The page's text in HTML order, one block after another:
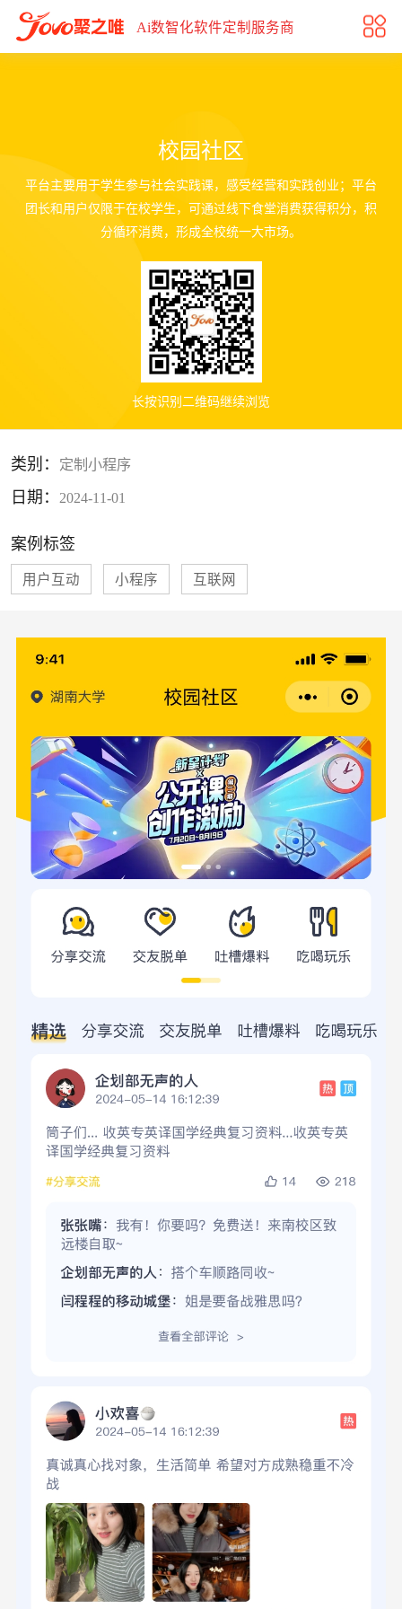
校园社区
Ai数智化软件定制服务商
校园社区
平台主要用于学生参与社会实践课，感受经营和实践创业；平台
团长和用户仅限于在校学生，可通过线下食堂消费获得积分，积
分循环消费，形成全校统一大市场。
长按识别二维码继续浏览
类别： 定制小程序
日期： 2024-11-01
案例标签
用户互动 小程序 互联网